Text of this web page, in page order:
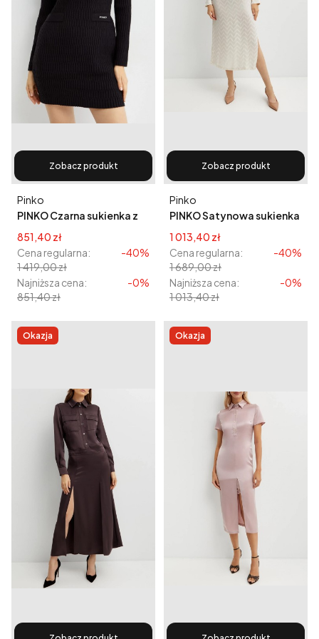
Zobacz produkt
PINKO Czarna sukienka z
Producent
Pinko
Cena promocyjna
851,40 zł
Cena regularna:
1 419,00 zł
-40%
Najniższa cena:
851,40 zł
-0%
Zobacz produkt
PINKO Satynowa sukienka
Producent
Pinko
Cena promocyjna
1 013,40 zł
Cena regularna:
1 689,00 zł
-40%
Najniższa cena:
1 013,40 zł
-0%
Okazja Okazja